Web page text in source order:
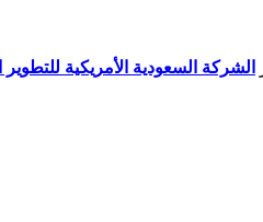
الشركة السعودية الأمريكية للتطوير